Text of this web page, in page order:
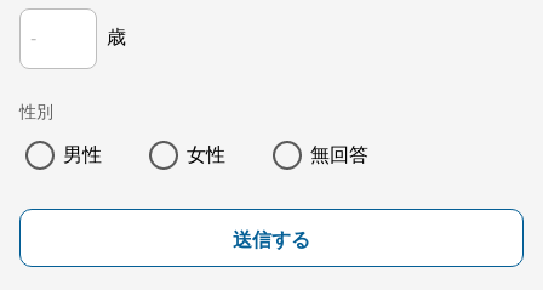
歳
性別
男性 女性 無回答
送信する